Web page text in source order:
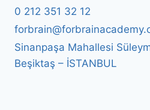
0 212 351 32 12
Sinanpaşa Mahallesi
Beşiktaş – İSTANBUL